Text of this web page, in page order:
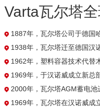
Varta瓦尔塔
1887年，瓦尔塔公司于德国
1938年，瓦尔塔迁至德国汉
1962年，塑料容器技术代替
1969年，于汉诺威成立新总
2000年，瓦尔塔AGM蓄电
1969年，瓦尔塔在汉诺威成